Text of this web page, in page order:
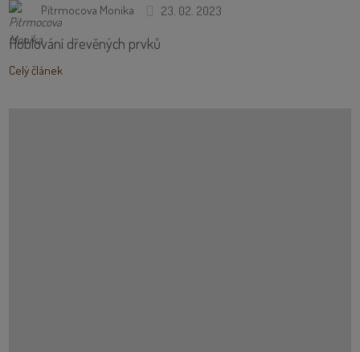
Pitrmocova Monika 23. 02. 2023
Hoblování dřevěných prvků
Celý článek